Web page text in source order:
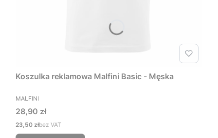
Koszulka reklamowa Malfini Basic - Męska
PRODUCENT
MALFINI
Cena
28,90 zł
Cena
23,50 złbez VAT